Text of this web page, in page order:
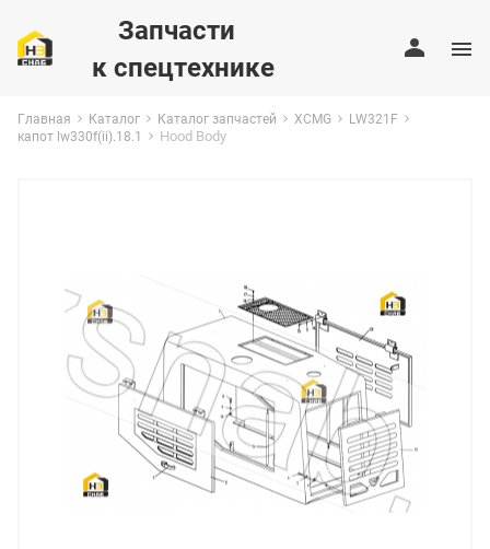
Запчасти
к спецтехнике
Главная Каталог Каталог запчастей XCMG
LW321F
капот lw330f(ii).18.1
Hood Body